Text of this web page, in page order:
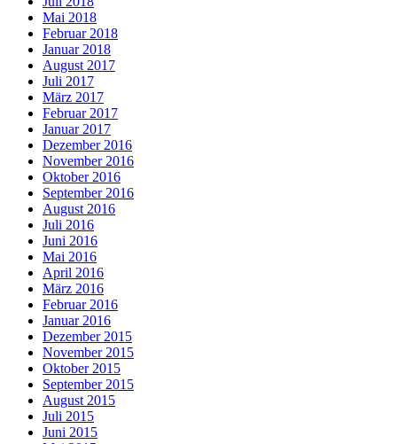
Mai 2018
Februar 2018
Januar 2018
August 2017
Juli 2017
März 2017
Februar 2017
Januar 2017
Dezember 2016
November 2016
Oktober 2016
September 2016
August 2016
Juli 2016
Juni 2016
Mai 2016
April 2016
März 2016
Februar 2016
Januar 2016
Dezember 2015
November 2015
Oktober 2015
September 2015
August 2015
Juli 2015
Juni 2015